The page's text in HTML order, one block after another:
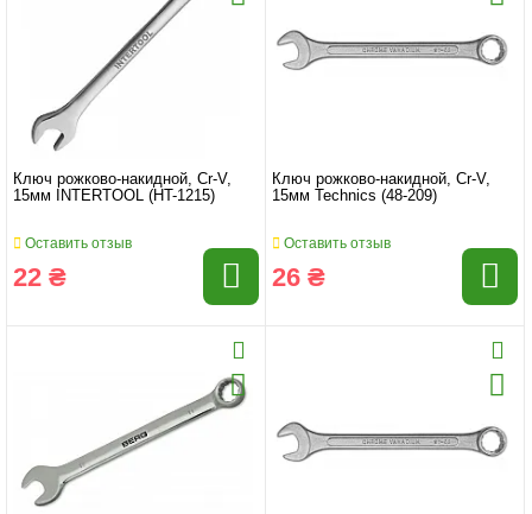
Ключ рожково-накидной, Cr-V,
15мм INTERTOOL (HT-1215)
Оставить отзыв
22 ₴
Ключ рожково-накидной, Cr-V,
15мм Technics (48-209)
Оставить отзыв
26 ₴